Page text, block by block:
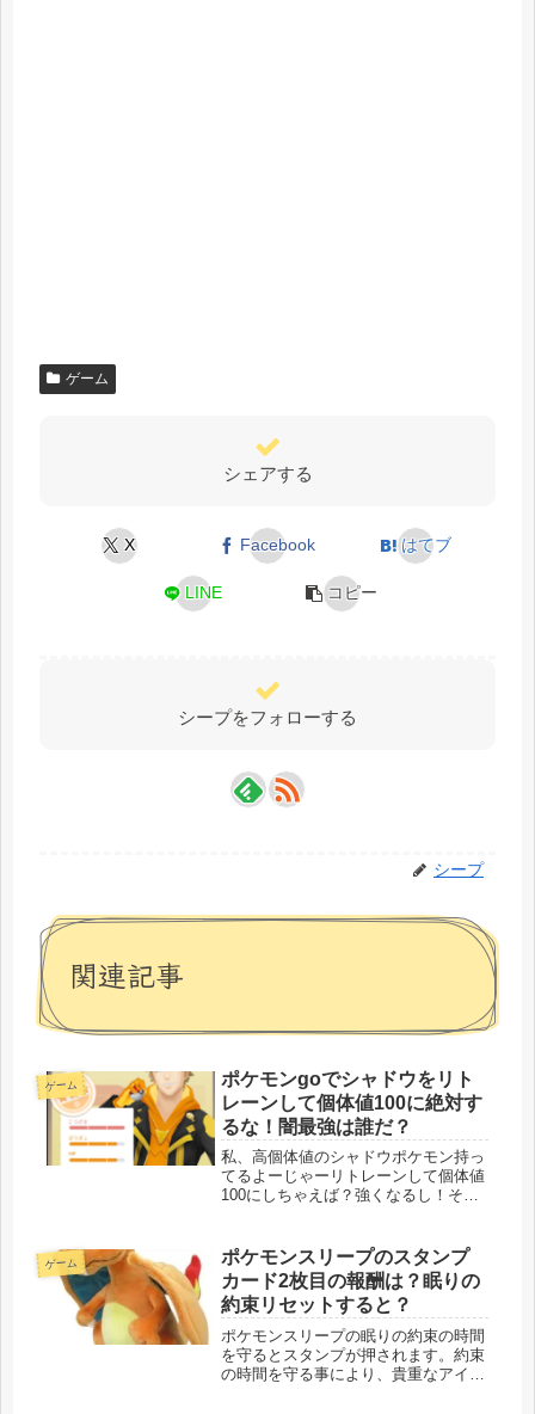
ゲーム
シェアする
X Facebook はてブ
LINE コピー
シープをフォローする
シープ
関連記事
ゲーム
ポケモンgoでシャドウをリト
レーンして個体値100に絶対す
るな！闇最強は誰だ？
私、高個体値のシャドウポケモン持っ
てるよーじゃーリトレーンして個体値
100にしちゃえば？強くなるし！そう
すよ！ポケモンgoのバトルリーグ、ジ
ムの破壊を楽しんでいる方は絶対...
ゲーム
ポケモンスリープのスタンプ
カード2枚目の報酬は？眠りの
約束リセットすると？
ポケモンスリープの眠りの約束の時間
を守るとスタンプが押されます。約束
の時間を守る事により、貴重なアイテ